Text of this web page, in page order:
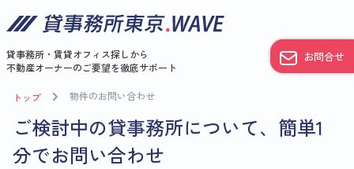
貸事務所・賃貸オフィス探しから
不動産オーナーのご要望を徹底サポート
お問合せ
トップ 物件のお問い合わせ
ご検討中の貸事務所について、簡単1
分でお問い合わせ